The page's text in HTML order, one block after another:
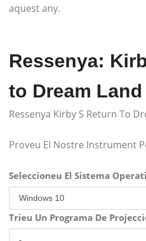
aquest any.
Ressenya:
to Dream
Ressenya Kirby S Return To
Proveu El Nostre Instrument
Seleccioneu El Sistema
Trieu Un Programa De